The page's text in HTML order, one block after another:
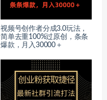
视频号创作者分成3.0玩法，
简单去重100%过原创，条条
爆款，月入30000＋